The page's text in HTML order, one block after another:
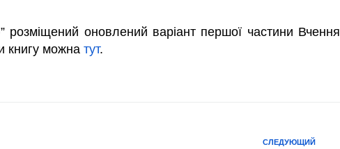
розміщений оновлений варіант першої частини Вчення
книгу можна тут.
СЛЕДУЮЩИЙ